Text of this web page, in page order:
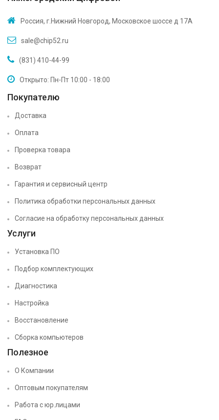
Россия, г.Нижний Новгород, Московское шоссе д 17А
sale@chip52.ru
(831) 410-44-99
Открыто: Пн-Пт 10:00 - 18:00
Покупателю
Доставка
Оплата
Проверка товара
Возврат
Гарантия и сервисный центр
Политика обработки персональных данных
Согласие на обработку персональных данных
Услуги
Установка ПО
Подбор комплектующих
Диагностика
Настройка
Восстановление
Сборка компьютеров
Полезное
О Компании
Оптовым покупателям
Работа с юр.лицами